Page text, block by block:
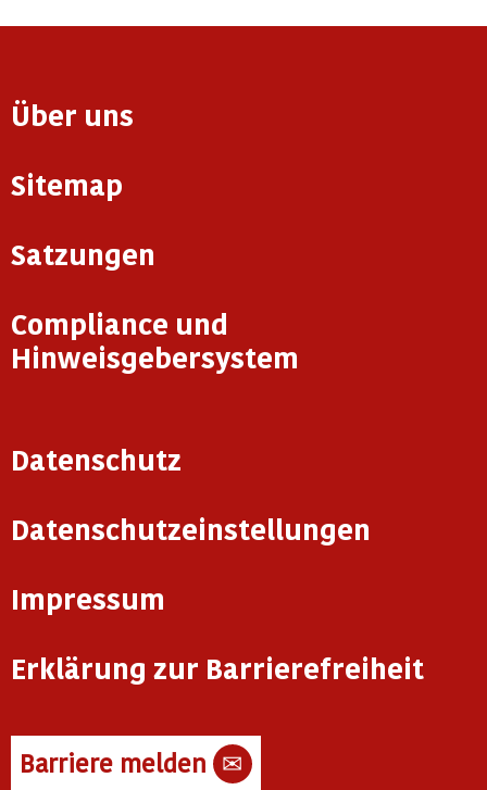
Über uns
Sitemap
Satzungen
Compliance und
Hinweisgebersystem
Datenschutz
Datenschutzeinstellungen
Impressum
Erklärung zur Barrierefreiheit
Barriere melden ✉